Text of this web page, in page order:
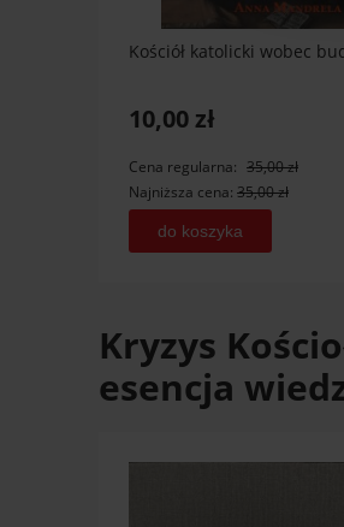
Kościół katolicki wobec
10,00 zł
Cena regularna: 35,00 zł
Najniższa cena: 35,00 zł
do koszyka
Kryzys
esencja